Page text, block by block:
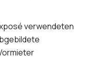
verwendeten